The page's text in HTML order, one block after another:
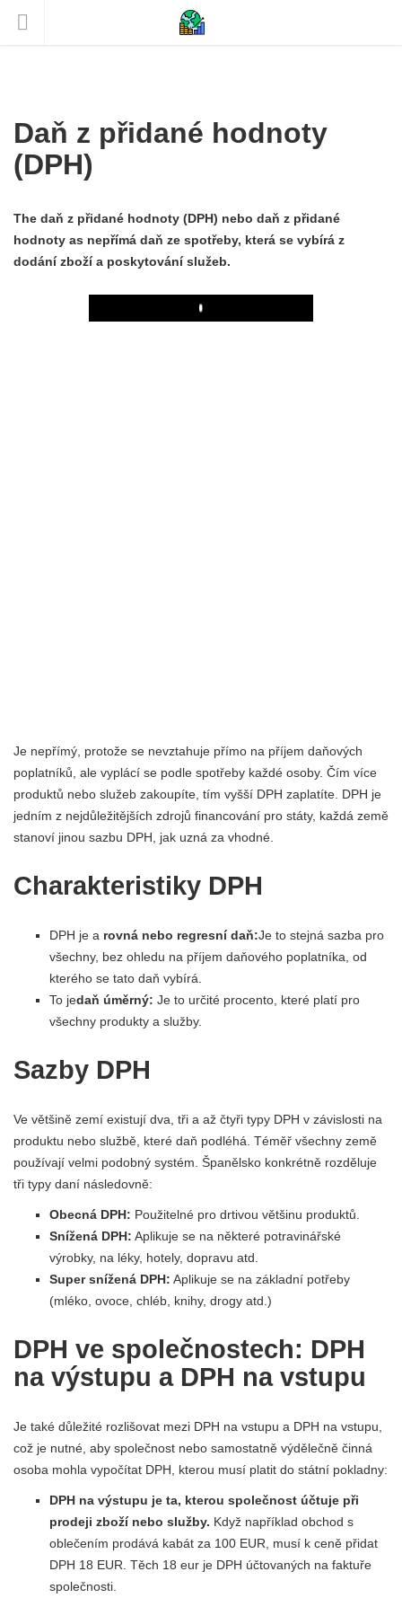
Daň z přidané hodnoty
(DPH)
The daň z přidané hodnoty (DPH) nebo daň z přidané
hodnoty as nepřímá daň ze spotřeby, která se vybírá z
dodání zboží a poskytování služeb.
Play
Je nepřímý, protože se nevztahuje přímo na příjem daňových
poplatníků, ale vyplácí se podle spotřeby každé osoby. Čím více
produktů nebo služeb zakoupíte, tím vyšší DPH zaplatíte. DPH je
jedním z nejdůležitějších zdrojů financování pro státy, každá země
stanoví jinou sazbu DPH, jak uzná za vhodné.
Charakteristiky DPH
DPH je a rovná nebo regresní daň:Je to stejná sazba pro
všechny, bez ohledu na příjem daňového poplatníka, od
kterého se tato daň vybírá.
To jedaň úměrný: Je to určité procento, které platí pro
všechny produkty a služby.
Sazby DPH
Ve většině zemí existují dva, tři a až čtyři typy DPH v závislosti na
produktu nebo službě, které daň podléhá. Téměř všechny země
používají velmi podobný systém. Španělsko konkrétně rozděluje
tři typy daní následovně:
Obecná DPH: Použitelné pro drtivou většinu produktů.
Snížená DPH: Aplikuje se na některé potravinářské
výrobky, na léky, hotely, dopravu atd.
Super snížená DPH: Aplikuje se na základní potřeby
(mléko, ovoce, chléb, knihy, drogy atd.)
DPH ve společnostech: DPH
na výstupu a DPH na vstupu
Je také důležité rozlišovat mezi DPH na vstupu a DPH na vstupu,
což je nutné, aby společnost nebo samostatně výdělečně činná
osoba mohla vypočítat DPH, kterou musí platit do státní pokladny:
DPH na výstupu je ta, kterou společnost účtuje při
prodeji zboží nebo služby. Když například obchod s
oblečením prodává kabát za 100 EUR, musí k ceně přidat
DPH 18 EUR. Těch 18 eur je DPH účtovaných na faktuře
společnosti.